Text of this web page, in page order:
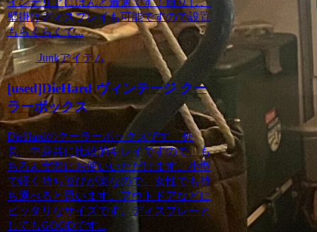
壁掛けディスプレイも可能ですので設置
もらくらくで...
Junkアイテム
[used]DieHard ヴィンテージ クー
ラーボックス
DieHardのクーラーボックスです。外
見、中身共に比較的キレイですので、も
ちろん実際にお使いいただけます。小型
で軽く持ち運びが楽なので、女性でも持
ち運べると思います。アウトドアなどに
ピッタリなサイズです。ディスプレーと
してもGOODです...